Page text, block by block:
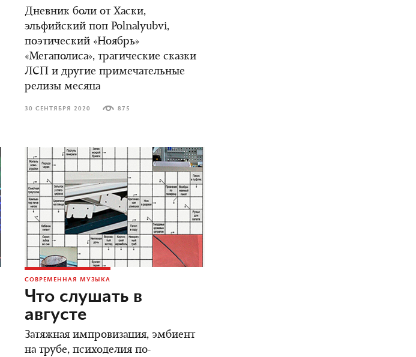
Дневник боли от Хаски,
эльфийский поп Polnalyubvi,
поэтический «Ноябрь»
«Мегаполиса», трагические сказки
ЛСП и другие примечательные
релизы месяца
30 СЕНТЯБРЯ 2020 875
СОВРЕМЕННАЯ МУЗЫКА
Что слушать в
августе
Затяжная импровизация, эмбиент
на трубе, психоделия по-